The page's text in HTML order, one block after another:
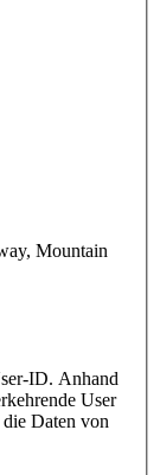
Mountain
ID. Anhand
User
Daten von